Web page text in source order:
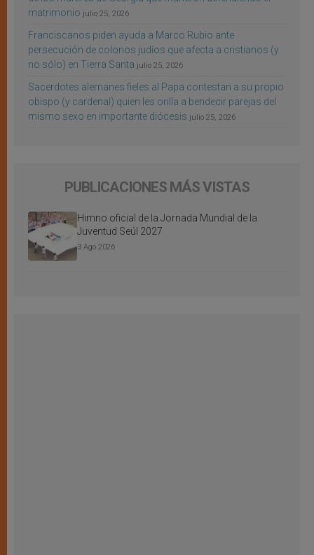
matrimonio julio 25, 2026
Franciscanos piden ayuda a Marco Rubio ante
persecución de colonos judíos que afecta a cristianos (y
no sólo) en Tierra Santa julio 25, 2026
Sacerdotes alemanes fieles al Papa contestan a su propio
obispo (y cardenal) quien les orilla a bendecir parejas del
mismo sexo en importante diócesis julio 25, 2026
PUBLICACIONES MÁS VISTAS
Himno oficial de la Jornada Mundial de la
Juventud Seúl 2027
3 Ago 2026